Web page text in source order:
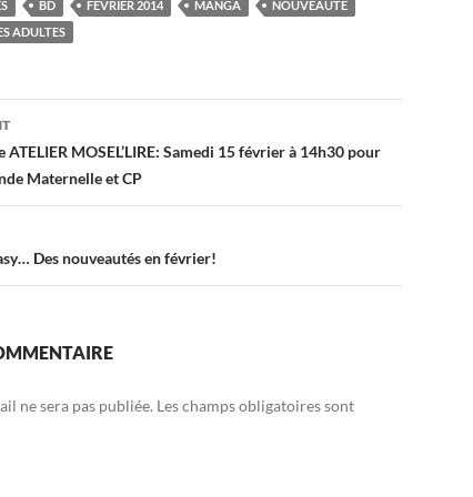
es bl
BD FÉVRIER 2014 MANGA
NOUVEAUTÉ
ADULTES
MOSEL’LIRE: Samedi 15 février à 14h30 pour
Maternelle et CP
Des nouveautés en février!
ne sera pas publiée. Les champs obligatoires sont